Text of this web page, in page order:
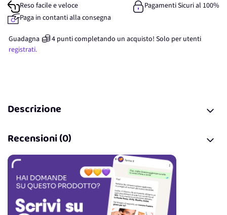
Reso facile e veloce
Pagamenti Sicuri al 100%
Paga in contanti alla consegna
Guadagna 4 punticompletando un acquisto! Solo per utenti
registrati.
Descrizione
Recensioni (0)